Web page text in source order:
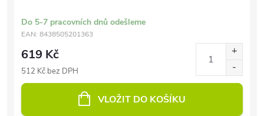
Do 5-7 pracovních dnů odešleme
EAN: 8438505201363
619 Kč
512 Kč bez DPH
VLOŽIT DO KOŠÍKU